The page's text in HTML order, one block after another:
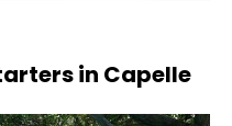
in Capelle